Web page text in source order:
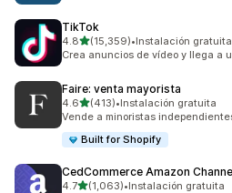
TikTok
4.8de 5 estrellas
(15,359)
15359 reseñas en total
•Instalación gratuita
Crea anuncios de vídeo y llega a
Faire: venta mayorista
4.6de 5 estrellas
(413)
413 reseñas en total
•Instalación gratuita
Vende a minoristas
Built for Shopify
CedCommerce Amazon
4.7de 5 estrellas
(1,063)•Instalación gratuita